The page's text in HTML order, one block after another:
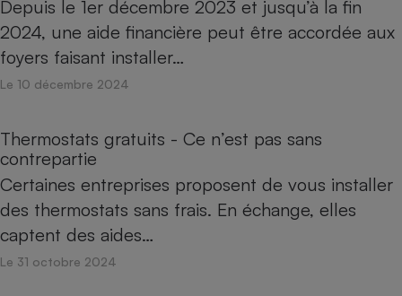
Depuis le 1er décembre 2023 et jusqu’à la fin
2024, une aide financière peut être accordée aux
foyers faisant installer…
Le 10 décembre 2024
Thermostats gratuits - Ce n’est pas sans
contrepartie
Certaines entreprises proposent de vous installer
des thermostats sans frais. En échange, elles
captent des aides…
Le 31 octobre 2024